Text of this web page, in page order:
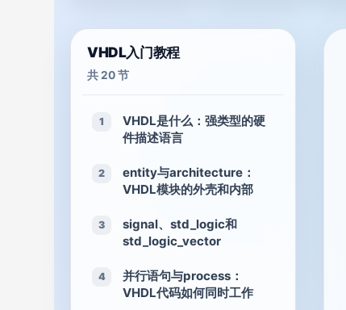
VHDL入门教程
共 20 节
1
VHDL是什么：强类型的硬
件描述语言
2
entity与architecture：
VHDL模块的外壳和内部
3
signal、std_logic和
std_logic_vector
4
并行语句与process：
VHDL代码如何同时工作